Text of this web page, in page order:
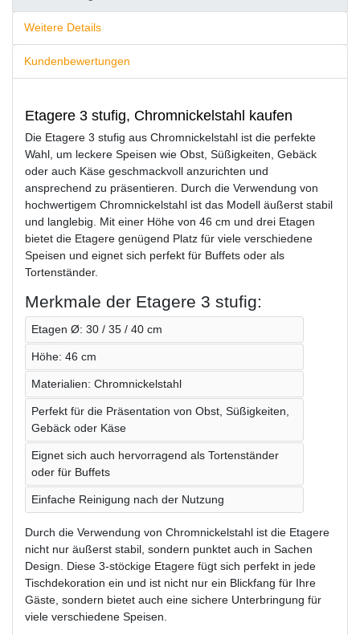
Weitere Details
Kundenbewertungen
Etagere 3 stufig, Chromnickelstahl kaufen
Die Etagere 3 stufig aus Chromnickelstahl ist die perfekte
Wahl, um leckere Speisen wie Obst, Süßigkeiten, Gebäck
oder auch Käse geschmackvoll anzurichten und
ansprechend zu präsentieren. Durch die Verwendung von
hochwertigem Chromnickelstahl ist das Modell äußerst stabil
und langlebig. Mit einer Höhe von 46 cm und drei Etagen
bietet die Etagere genügend Platz für viele verschiedene
Speisen und eignet sich perfekt für Buffets oder als
Tortenständer.
Merkmale der Etagere 3 stufig:
Etagen Ø: 30 / 35 / 40 cm
Höhe: 46 cm
Materialien: Chromnickelstahl
Perfekt für die Präsentation von Obst, Süßigkeiten,
Gebäck oder Käse
Eignet sich auch hervorragend als Tortenständer
oder für Buffets
Einfache Reinigung nach der Nutzung
Durch die Verwendung von Chromnickelstahl ist die Etagere
nicht nur äußerst stabil, sondern punktet auch in Sachen
Design. Diese 3-stöckige Etagere fügt sich perfekt in jede
Tischdekoration ein und ist nicht nur ein Blickfang für Ihre
Gäste, sondern bietet auch eine sichere Unterbringung für
viele verschiedene Speisen.